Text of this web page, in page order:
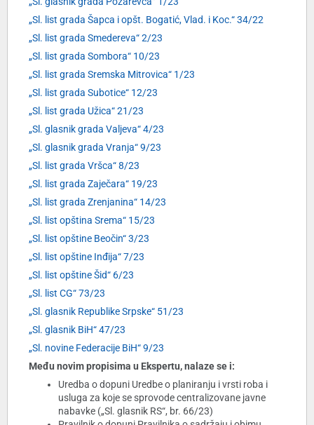
„Sl. list grada Šapca i opšt. Bogatić, Vlad. i Koc.“ 34/22
„Sl. list grada Smedereva“ 2/23
„Sl. list grada Sombora“ 10/23
„Sl. list grada Sremska Mitrovica“ 1/23
„Sl. list grada Subotice“ 12/23
„Sl. list grada Užica“ 21/23
„Sl. glasnik grada Valjeva“ 4/23
„Sl. glasnik grada Vranja“ 9/23
„Sl. list grada Vršca“ 8/23
„Sl. list grada Zaječara“ 19/23
„Sl. list grada Zrenjanina“ 14/23
„Sl. list opština Srema“ 15/23
„Sl. list opštine Beočin“ 3/23
„Sl. list opštine Inđija“ 7/23
„Sl. list opštine Šid“ 6/23
„Sl. list CG“ 73/23
„Sl. glasnik Republike Srpske“ 51/23
„Sl. glasnik BiH“ 47/23
„Sl. novine Federacije BiH“ 9/23
Među novim propisima u Ekspertu, nalaze se i:
Uredba o dopuni Uredbe o planiranju i vrsti roba i
usluga za koje se sprovode centralizovane javne
nabavke („Sl. glasnik RS“, br. 66/23)